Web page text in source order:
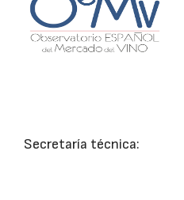
Secretaría técnica: